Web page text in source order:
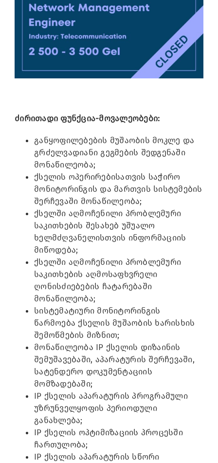
ძირითადი ფუნქცია-მოვალეობები:
განყოფილებების მუშაობის მოკლე და
გრძელვადიანი გეგმების შედგენაში
მონაწილეობა;
ქსელის ოპერირებისათვის საჭირო
მონიტორინგის და მართვის სისტემების
შერჩევაში მონაწილეობა;
ქსელში აღმოჩენილი პრობლემური
საკითხების შესახებ უშუალო
ხელმძღვანელისთვის ინფორმაციის
მიწოდება;
ქსელში აღმოჩენილი პრობლემური
საკითხების აღმოსაფხვრელი
ღონისძიებების ჩატარებაში
მონაწილეობა;
სისტემატიური მონიტორინგის
წარმოება ქსელის მუშაობის ხარისხის
შემოწმების მიზნით;
მონაწილეობა IP ქსელის დიზაინის
შემუშავებაში, აპარატურის შერჩევაში,
სატენდერო დოკუმენტაციის
მომზადებაში;
IP ქსელის აპარატურის პროგრამული
უზრუნველყოფის პერიოდული
განახლება;
IP ქსელის ოპტიმიზაციის პროცესში
ჩართულობა;
IP ქსელის აპარატურის სწორი